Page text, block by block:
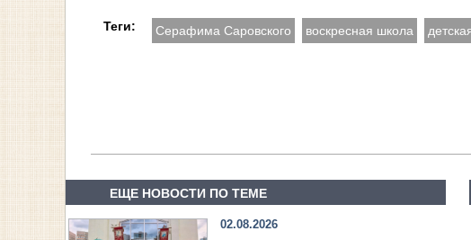
Теги: Серафима Саровского воскресная школа
ЕЩЕ НОВОСТИ ПО ТЕМЕ
02.08.2026